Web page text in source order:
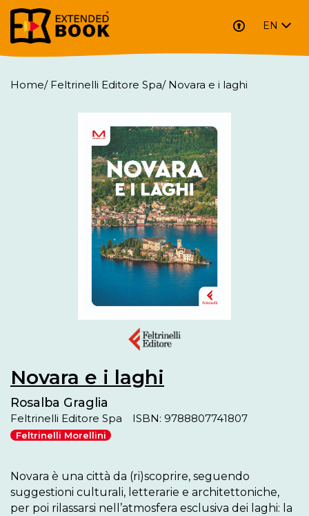
EN
Home/ Feltrinelli Editore Spa/ Novara e i laghi
Novara e i laghi
Rosalba Graglia
Feltrinelli Editore Spa ISBN: 9788807741807
Feltrinelli Morellini
Novara è una città da (ri)scoprire, seguendo
suggestioni culturali, letterarie e architettoniche,
per poi rilassarsi nell’atmosfera esclusiva dei laghi: la